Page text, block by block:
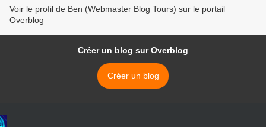
Voir le profil de Ben (Webmaster Blog Tours) sur le portail
Overblog
Créer un blog sur Overblog
Créer un blog